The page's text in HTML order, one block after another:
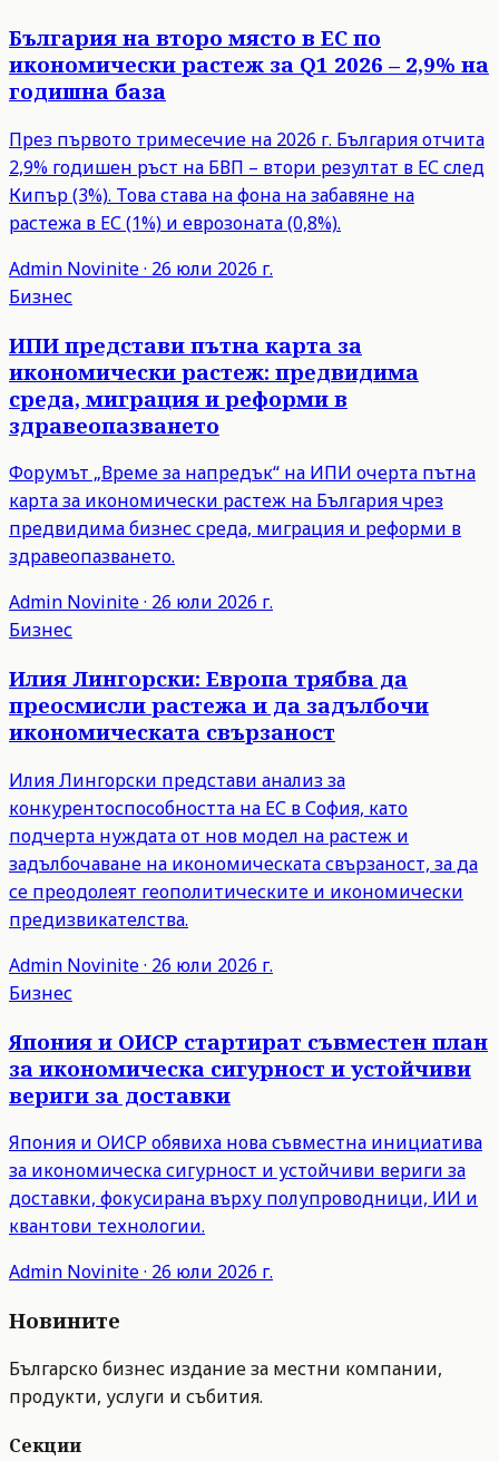
България на второ място в ЕС по
икономически растеж за Q1 2026 – 2,9% на
годишна база
През първото тримесечие на 2026 г. България отчита
2,9% годишен ръст на БВП – втори резултат в ЕС след
Кипър (3%). Това става на фона на забавяне на
растежа в ЕС (1%) и еврозоната (0,8%).
Admin Novinite· 26 юли 2026 г.
Бизнес
ИПИ представи пътна карта за
икономически растеж: предвидима
среда, миграция и реформи в
здравеопазването
Форумът „Време за напредък“ на ИПИ очерта пътна
карта за икономически растеж на България чрез
предвидима бизнес среда, миграция и реформи в
здравеопазването.
Admin Novinite· 26 юли 2026 г.
Бизнес
Илия Лингорски: Европа трябва да
преосмисли растежа и да задълбочи
икономическата свързаност
Илия Лингорски представи анализ за
конкурентоспособността на ЕС в София, като
подчерта нуждата от нов модел на растеж и
задълбочаване на икономическата свързаност, за да
се преодолеят геополитическите и икономически
предизвикателства.
Admin Novinite· 26 юли 2026 г.
Бизнес
Япония и ОИСР стартират съвместен план
за икономическа сигурност и устойчиви
вериги за доставки
Япония и ОИСР обявиха нова съвместна инициатива
за икономическа сигурност и устойчиви вериги за
доставки, фокусирана върху полупроводници, ИИ и
квантови технологии.
Admin Novinite· 26 юли 2026 г.
Новините
Българско бизнес издание за местни компании,
продукти, услуги и събития.
Секции